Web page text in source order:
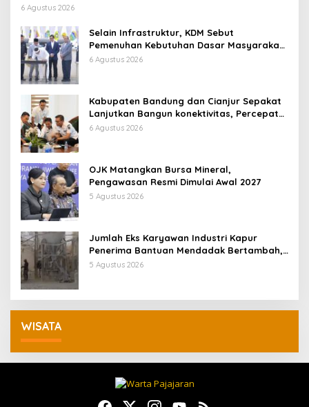
6 Agustus 2026
Selain Infrastruktur, KDM Sebut
Pemenuhan Kebutuhan Dasar Masyarakat
Jadi Fokus APBD Jabar 2027
6 Agustus 2026
Kabupaten Bandung dan Cianjur Sepakat
Lanjutkan Bangun konektivitas, Percepat
Pertumbuhan Ekonomi Daerah
6 Agustus 2026
OJK Matangkan Bursa Mineral,
Pengawasan Resmi Dimulai Awal 2027
5 Agustus 2026
Jumlah Eks Karyawan Industri Kapur
Penerima Bantuan Mendadak Bertambah,
KDM: Kita Identifikasi
5 Agustus 2026
WISATA